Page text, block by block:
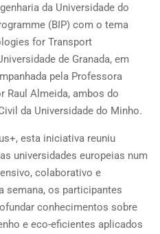
da Universidade do
(BIP) com o tema
for Transport
de Granada, em
pela Professora
Raul Almeida, ambos do
da Universidade do Minho.
esta iniciativa reuniu
universidades europeias num
colaborativo e
semana, os participantes
conhecimentos sobre
e eco-eficientes aplicados